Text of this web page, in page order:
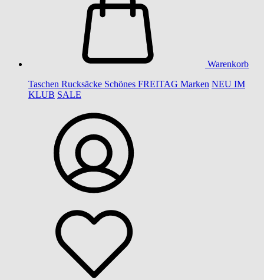
Warenkorb
Taschen Rucksäcke Schönes FREITAG Marken NEU IM
KLUB SALE